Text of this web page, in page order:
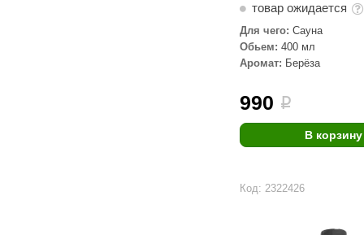
товар ожидается
Для чего: Сауна
Обьем: 400 мл
Аромат: Берёза
990 i
В корзину
Код: 2322426